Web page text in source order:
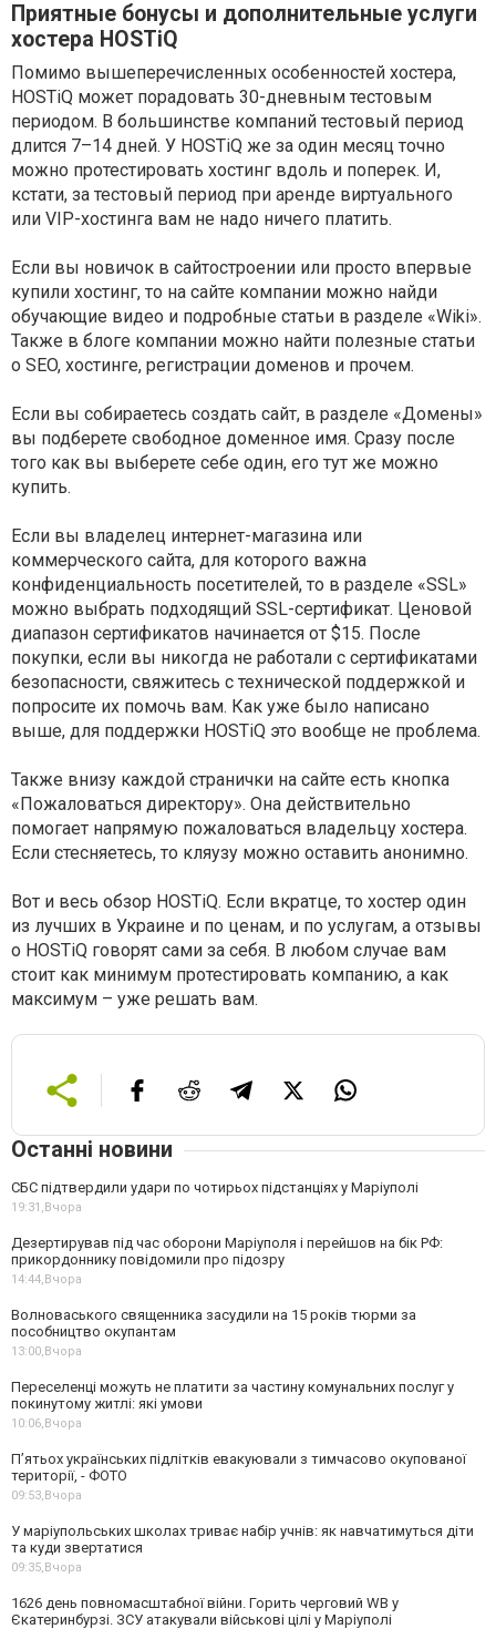
Приятные бонусы и дополнительные услуги
хостера HOSTiQ
Помимо вышеперечисленных особенностей хостера,
HOSTiQ может порадовать 30-дневным тестовым
периодом. В большинстве компаний тестовый период
длится 7–14 дней. У HOSTiQ же за один месяц точно
можно протестировать хостинг вдоль и поперек. И,
кстати, за тестовый период при аренде виртуального
или VIP-хостинга вам не надо ничего платить.
Если вы новичок в сайтостроении или просто впервые
купили хостинг, то на сайте компании можно найди
обучающие видео и подробные статьи в разделе «Wiki».
Также в блоге компании можно найти полезные статьи
о SEO, хостинге, регистрации доменов и прочем.
Если вы собираетесь создать сайт, в разделе «Домены»
вы подберете свободное доменное имя. Сразу после
того как вы выберете себе один, его тут же можно
купить.
Если вы владелец интернет-магазина или
коммерческого сайта, для которого важна
конфиденциальность посетителей, то в разделе «SSL»
можно выбрать подходящий SSL-сертификат. Ценовой
диапазон сертификатов начинается от $15. После
покупки, если вы никогда не работали с сертификатами
безопасности, свяжитесь с технической поддержкой и
попросите их помочь вам. Как уже было написано
выше, для поддержки HOSTiQ это вообще не проблема.
Также внизу каждой странички на сайте есть кнопка
«Пожаловаться директору». Она действительно
помогает напрямую пожаловаться владельцу хостера.
Если стесняетесь, то кляузу можно оставить анонимно.
Вот и весь обзор HOSTiQ. Если вкратце, то хостер один
из лучших в Украине и по ценам, и по услугам, а отзывы
о HOSTiQ говорят сами за себя. В любом случае вам
стоит как минимум протестировать компанию, а как
максимум – уже решать вам.
Останні новини
СБС підтвердили удари по чотирьох підстанціях у Маріуполі
19:31,Вчора
Дезертирував під час оборони Маріуполя і перейшов на бік РФ:
прикордоннику повідомили про підозру
14:44,Вчора
Волноваського священника засудили на 15 років тюрми за
пособництво окупантам
13:00,Вчора
Переселенці можуть не платити за частину комунальних послуг у
покинутому житлі: які умови
10:06,Вчора
П’ятьох українських підлітків евакуювали з тимчасово окупованої
території, - ФОТО
09:53,Вчора
У маріупольських школах триває набір учнів: як навчатимуться діти
та куди звертатися
09:35,Вчора
1626 день повномасштабної війни. Горить черговий WB у
Єкатеринбурзі. ЗСУ атакували військові цілі у Маріуполі